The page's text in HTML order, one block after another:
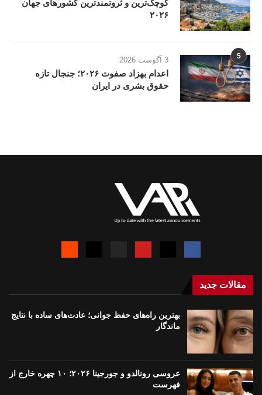
کوچک‌ترین و ثروتمندترین کشورهای جهان
۲۰۲۶
5 3 آگوست 2026
اعدام بهزاد صفوت ۲۰۲۶؛ جنجال تازه
حقوق بشری در ایران
مقالات جدید
بهترین راه‌های حفظ جوانی؛ عادت‌های ساده با نتایج
ماندگار
عروسی رونالدو و جورجینا ۲۰۲۶؛ ۱۰ چهره خارج از
فهرست